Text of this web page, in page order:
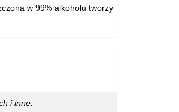
w 99% alkoholu tworzy
i inne.